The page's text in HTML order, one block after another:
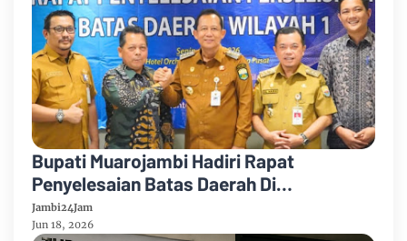
Bupati Muarojambi Hadiri Rapat
Penyelesaian Batas Daerah Di
Kemengagri Optimalkan Tata Kelola
Wilayah
Jambi24Jam
Jun 18, 2026